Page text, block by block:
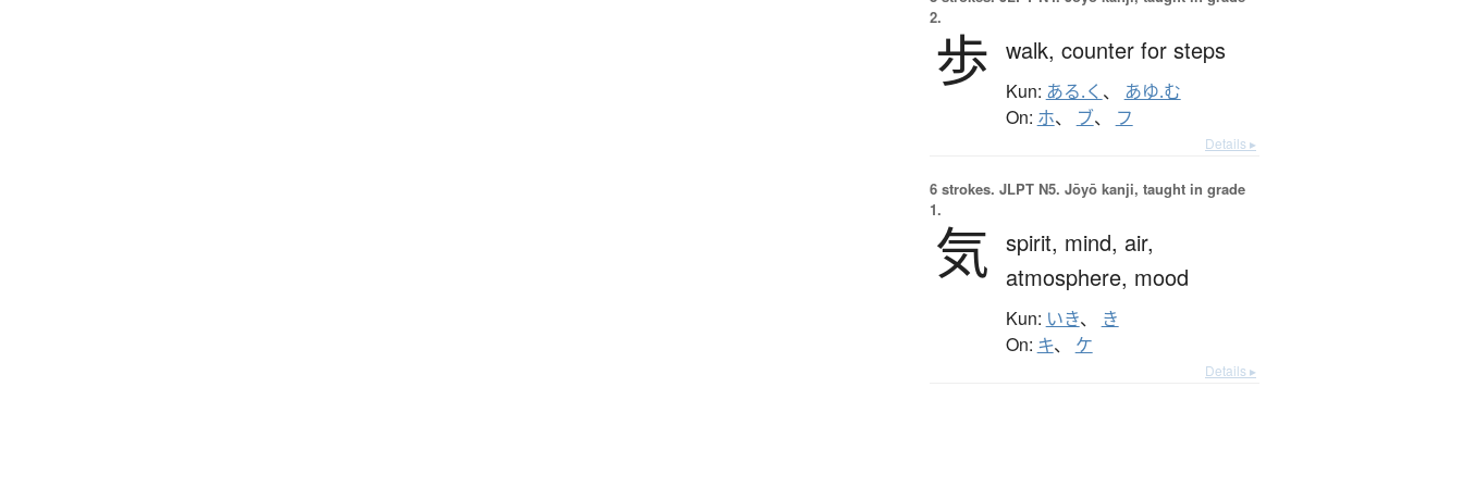
2.
歩 walk, counter for steps
Kun: ある.く 、 あゆ.む
On: ホ、 ブ、 フ
Details ▸
6 strokes. JLPT N5. Jōyō kanji, taught in grade
1.
気 spirit, mind, air,
atmosphere, mood
Kun: いき、 き
On: キ、 ケ
Details ▸